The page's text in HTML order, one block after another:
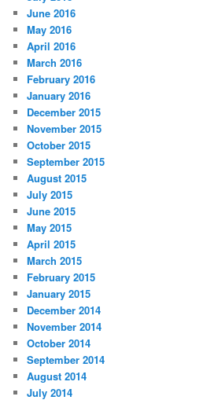
June 2016
May 2016
April 2016
March 2016
February 2016
January 2016
December 2015
November 2015
October 2015
September 2015
August 2015
July 2015
June 2015
May 2015
April 2015
March 2015
February 2015
January 2015
December 2014
November 2014
October 2014
September 2014
August 2014
July 2014